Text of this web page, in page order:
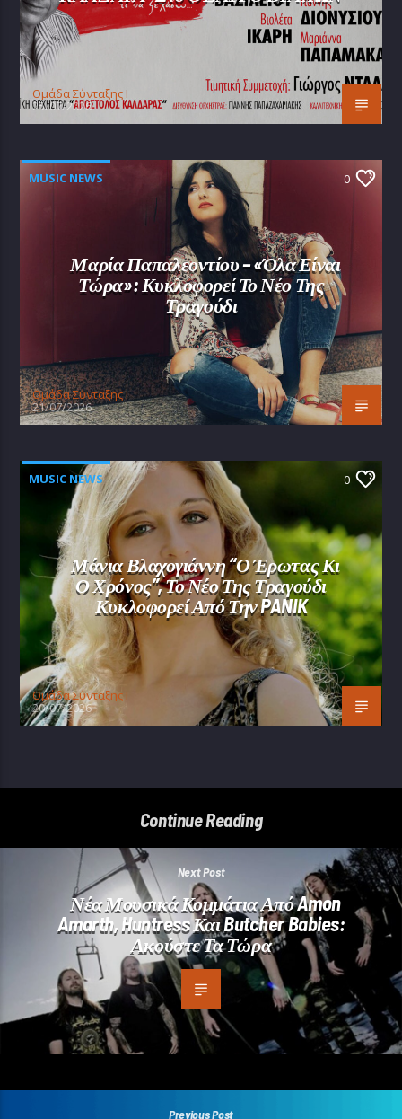
Oμάδα Σύνταξης Ι
25/07/2026
MUSIC NEWS 0
Μαρία Παπαλεοντίου – «Όλα Είναι
Τώρα»: Κυκλοφορεί Το Νέο Της
Τραγούδι
Oμάδα Σύνταξης Ι
21/07/2026
MUSIC NEWS 0
Μάνια Βλαχογιάννη “Ο Έρωτας Κι
Ο Χρόνος”, Το Νέο Της Τραγούδι
Κυκλοφορεί Από Την PANIK
Oμάδα Σύνταξης Ι
20/07/2026
Continue Reading
Next Post
Νέα Μουσικά Κομμάτια Από Amon
Amarth, Huntress Και Butcher Babies:
Ακούστε Τα Τώρα
Previous Post